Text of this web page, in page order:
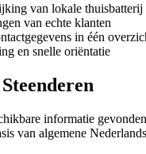
van lokale thuisbatterij
van echte klanten
in één
en snelle oriëntatie
Steenderen
informatie
van algemene